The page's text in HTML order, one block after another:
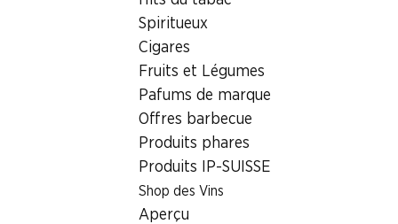
Spiritueux
Cigares
Fruits et Légumes
Pafums de marque
Offres barbecue
Produits phares
Produits IP-SUISSE
Shop des Vins
Aperçu
Tablette de chocolat au lait des
Alpes suisses Cailler